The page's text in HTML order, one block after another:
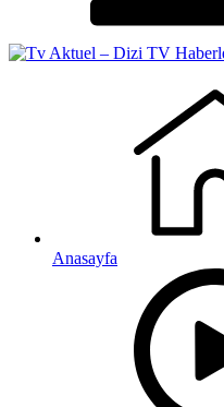
Anasayfa